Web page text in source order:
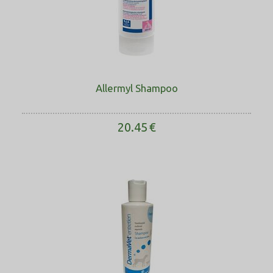
Allermyl Shampoo
20.45€